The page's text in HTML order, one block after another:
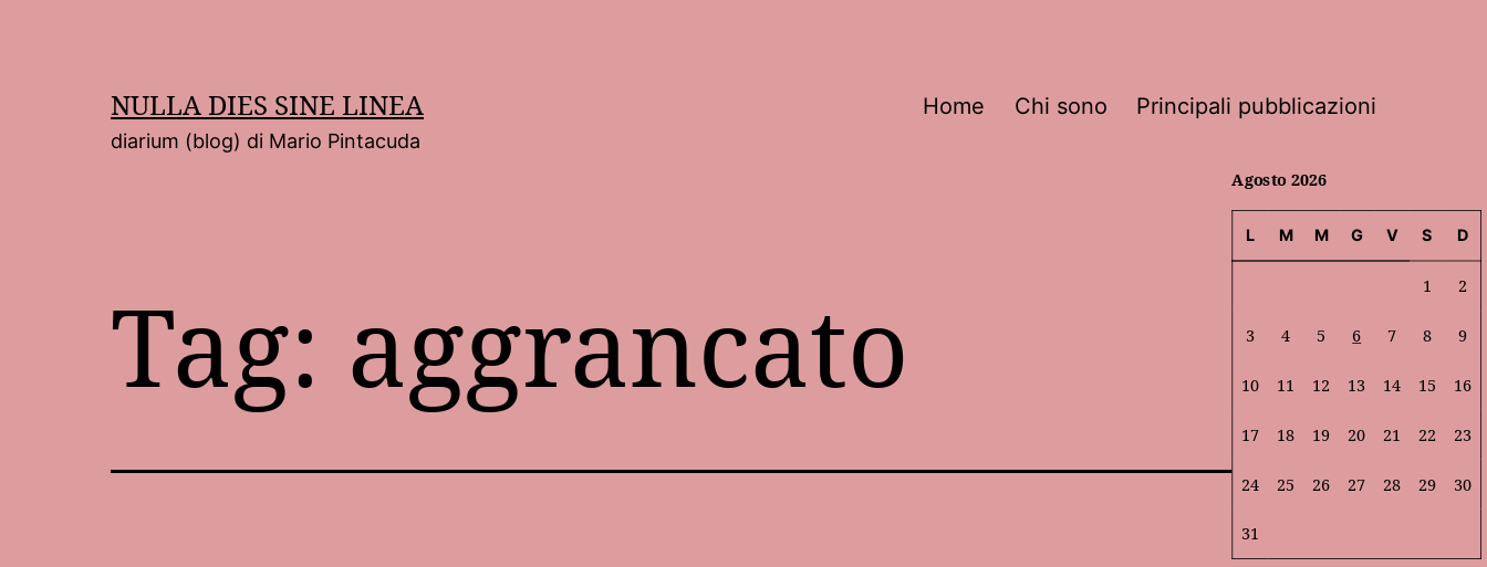
NULLA DIES SINE LINEA
diarium (blog) di Mario Pintacuda
Home Chi sono Principali pubblicazioni
Tag: aggrancato
Agosto 2026
L M M G V S D
1 2
3 4 5 6 7 8 9
10 11 12 13 14 15 16
17 18 19 20 21 22 23
24 25 26 27 28 29 30
31